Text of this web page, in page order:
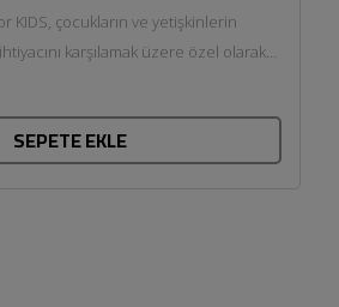
KIDS, çocukların ve yetişkinlerin
karşılamak üzere özel olarak
SEPETE EKLE